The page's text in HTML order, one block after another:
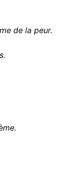
de la peur.